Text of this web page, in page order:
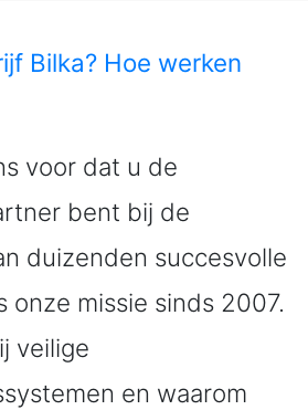
Bilka? Hoe werken
voor dat u de
bent bij de
duizenden succesvolle
onze missie sinds 2007.
veilige
en waarom